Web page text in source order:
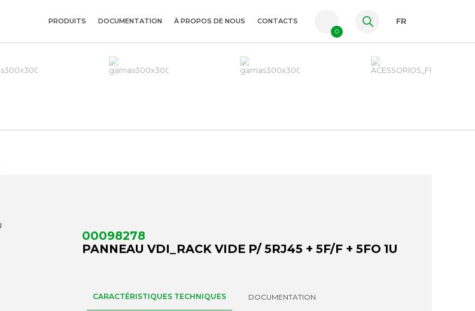
ES
PRODUITS DOCUMENTATION À PROPOS DE NOUS CONTACTS
0
FR
00098278
PANNEAU VDI_RACK VIDE P/ 5RJ45 + 5F/F + 5FO 1U
CARACTÉRISTIQUES TECHNIQUES DOCUMENTATION